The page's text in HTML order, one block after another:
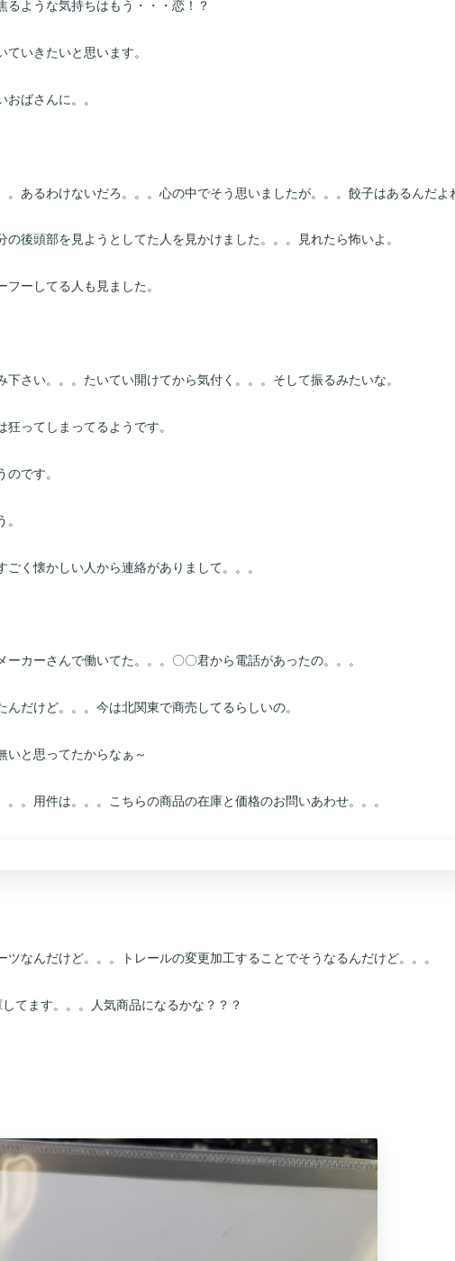
ような気持ちはもう・・・恋！？
いきたいと思います。
ばさんに。。
。あるわけないだろ。。。心の中でそう思いましたが。。。餃子はあるんだよ
後頭部を見ようとしてた人を見かけました。。。見れたら怖いよ。
ーしてる人も見ました。
さい。。。たいてい開けてから気付く。。。そして振るみたいな。
ってしまってるようです。
です。
く懐かしい人から連絡がありまして。。。
カーさんで働いてた。。。〇〇君から電話があったの。。。
だけど。。。今は北関東で商売してるらしいの。
いと思ってたからなぁ～
。用件は。。。こちらの商品の在庫と価格のお問いあわせ。。。
なんだけど。。。トレールの変更加工することでそうなるんだけど。。。
てます。。。人気商品になるかな？？？